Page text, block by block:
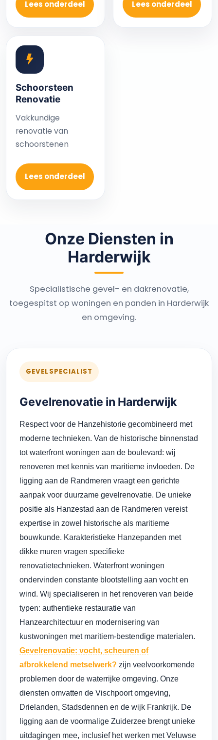
Lees onderdeel Lees onderdeel
Schoorsteen
Renovatie
Vakkundige
renovatie van
schoorstenen
Lees onderdeel
Onze Diensten in
Harderwijk
Specialistische gevel- en dakrenovatie,
toegespitst op woningen en panden in Harderwijk
en omgeving.
GEVELSPECIALIST
Gevelrenovatie in Harderwijk
Respect voor de Hanzehistorie gecombineerd met
moderne technieken. Van de historische binnenstad
tot waterfront woningen aan de boulevard: wij
renoveren met kennis van maritieme invloeden. De
ligging aan de Randmeren vraagt een gerichte
aanpak voor duurzame gevelrenovatie. De unieke
positie als Hanzestad aan de Randmeren vereist
expertise in zowel historische als maritieme
bouwkunde. Karakteristieke Hanzepanden met
dikke muren vragen specifieke
renovatietechnieken. Waterfront woningen
ondervinden constante blootstelling aan vocht en
wind. Wij specialiseren in het renoveren van beide
typen: authentieke restauratie van
Hanzearchitectuur en modernisering van
kustwoningen met maritiem-bestendige materialen.
Gevelrenovatie: vocht, scheuren of
afbrokkelend metselwerk? zijn veelvoorkomende
problemen door de waterrijke omgeving. Onze
diensten omvatten de Vischpoort omgeving,
Drielanden, Stadsdennen en de wijk Frankrijk. De
ligging aan de voormalige Zuiderzee brengt unieke
uitdagingen mee, inclusief het werken met Veluwse